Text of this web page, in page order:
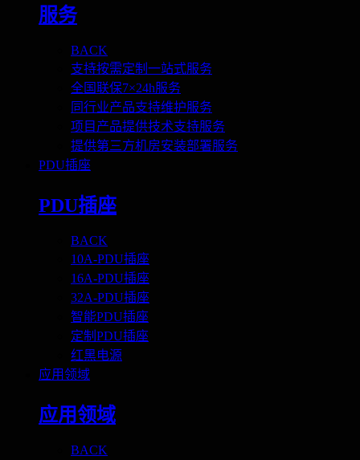
服务
BACK
支持按需定制一站式服务
全国联保7×24h服务
同行业产品支持维护服务
项目产品提供技术支持服务
提供第三方机房安装部署服务
PDU插座
PDU插座
BACK
10A-PDU插座
16A-PDU插座
32A-PDU插座
智能PDU插座
定制PDU插座
红黑电源
应用领域
应用领域
BACK